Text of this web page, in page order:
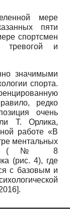
мере
пяти
спортсмен
тревогой и
значимыми
спорта.
редко
очень
Т. Орлика,
работе «В
ментальных
(№ 8
(рис. 4), где
с базовым и
].